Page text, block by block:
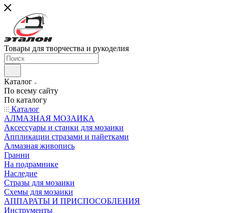
Товары для творчества и рукоделия
Каталог
По всему сайту
По каталогу
Каталог
АЛМАЗНАЯ МОЗАИКА
Аксессуары и станки для мозаики
Аппликации стразами и пайетками
Алмазная живопись
Гранни
На подрамнике
Наследие
Стразы для мозаики
Схемы для мозаики
АППАРАТЫ И ПРИСПОСОБЛЕНИЯ
Инструменты